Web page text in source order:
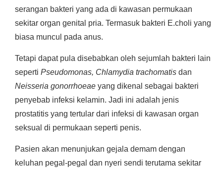
serangan bakteri yang ada di kawasan permukaan
sekitar organ genital pria. Termasuk bakteri E.choli yang
biasa muncul pada anus.
Tetapi dapat pula disebabkan oleh sejumlah bakteri lain
seperti Pseudomonas, Chlamydia trachomatis dan
Neisseria gonorrhoeae yang dikenal sebagai bakteri
penyebab infeksi kelamin. Jadi ini adalah jenis
prostatitis yang tertular dari infeksi di kawasan organ
seksual di permukaan seperti penis.
Pasien akan menunjukan gejala demam dengan
keluhan pegal-pegal dan nyeri sendi terutama sekitar